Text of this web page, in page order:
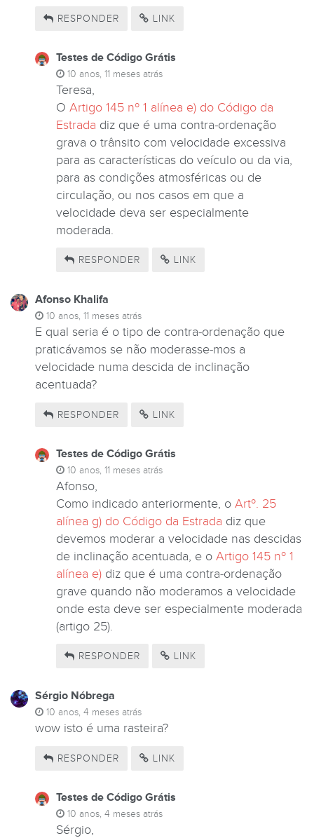
RESPONDER LINK
Testes de Código Grátis
10 anos, 11 meses atrás
Teresa,
O Artigo 145 nº 1 alínea e) do Código da
Estrada diz que é uma contra-ordenação
grava o trânsito com velocidade excessiva
para as características do veículo ou da via,
para as condições atmosféricas ou de
circulação, ou nos casos em que a
velocidade deva ser especialmente
moderada.
RESPONDER LINK
Afonso Khalifa
10 anos, 11 meses atrás
E qual seria é o tipo de contra-ordenação que
praticávamos se não moderasse-mos a
velocidade numa descida de inclinação
acentuada?
RESPONDER LINK
Testes de Código Grátis
10 anos, 11 meses atrás
Afonso,
Como indicado anteriormente, o Artº. 25
alínea g) do Código da Estrada diz que
devemos moderar a velocidade nas descidas
de inclinação acentuada, e o Artigo 145 nº 1
alínea e) diz que é uma contra-ordenação
grave quando não moderamos a velocidade
onde esta deve ser especialmente moderada
(artigo 25).
RESPONDER LINK
Sérgio Nóbrega
10 anos, 4 meses atrás
wow isto é uma rasteira?
RESPONDER LINK
Testes de Código Grátis
10 anos, 4 meses atrás
Sérgio,